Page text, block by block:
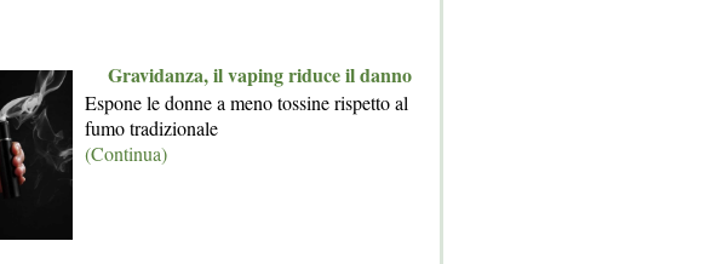
Gravidanza, il vaping riduce il danno
Espone le donne a meno tossine rispetto al
fumo tradizionale
(Continua)